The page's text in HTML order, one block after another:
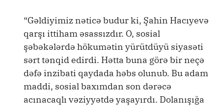
“Gəldiyimiz nəticə budur ki, Şahin Hacıyevə
qarşı ittiham əsassızdır. O, sosial
şəbəkələrdə hökumətin yürütdüyü siyasəti
sərt tənqid edirdi. Hətta buna görə bir neçə
dəfə inzibati qaydada həbs olunub. Bu adam
maddi, sosial baxımdan son dərəcə
acınacaqlı vəziyyətdə yaşayırdı. Dolanışığa